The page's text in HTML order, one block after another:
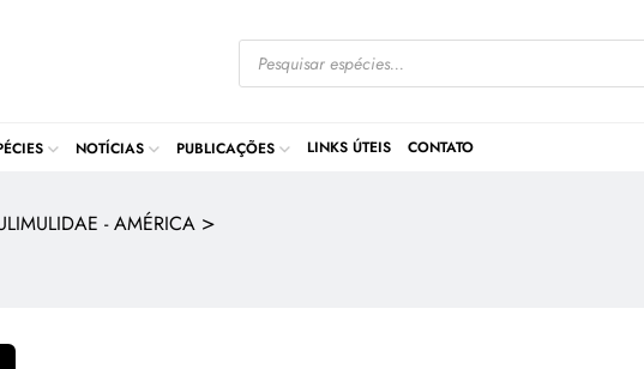
NOTÍCIAS PUBLICAÇÕES LINKS ÚTEIS CONTATO
- AMÉRICA >